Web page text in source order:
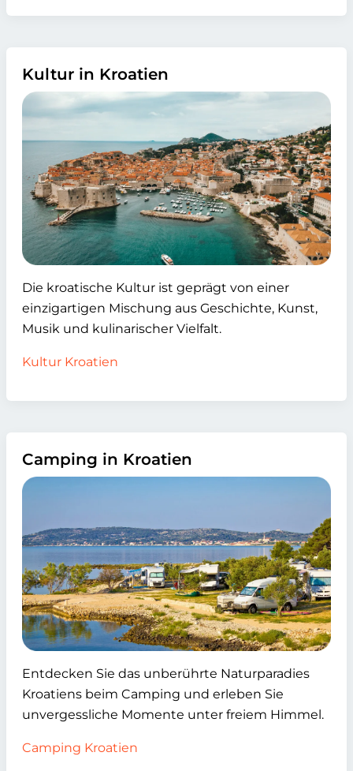
Kultur in Kroatien
Die kroatische Kultur ist geprägt von einer
einzigartigen Mischung aus Geschichte, Kunst,
Musik und kulinarischer Vielfalt.
Kultur Kroatien
Camping in Kroatien
Entdecken Sie das unberührte Naturparadies
Kroatiens beim Camping und erleben Sie
unvergessliche Momente unter freiem Himmel.
Camping Kroatien